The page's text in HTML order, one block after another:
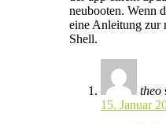
neubooten. Wenn
eine Anleitung zur
Shell.
theo
15. Januar